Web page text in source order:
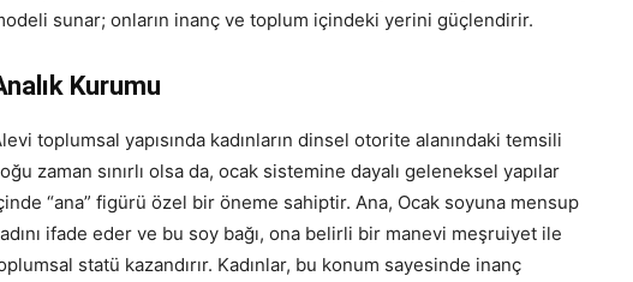
sunar; onların inanç ve toplum içindeki yerini güçlendirir.
Kurumu
toplumsal yapısında kadınların dinsel otorite alanındaki temsili
zaman sınırlı olsa da, ocak sistemine dayalı geleneksel yapılar
“ana” figürü özel bir öneme sahiptir. Ana, Ocak soyuna mensup
ifade eder ve bu soy bağı, ona belirli bir manevi meşruiyet ile
statü kazandırır. Kadınlar, bu konum sayesinde inanç